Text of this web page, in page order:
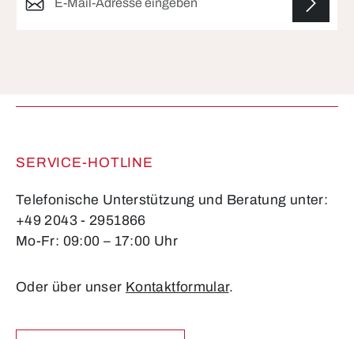
SERVICE-HOTLINE
Telefonische Unterstützung und Beratung unter:
+49 2043 - 2951866
Mo-Fr: 09:00 – 17:00 Uhr
Oder über unser Kontaktformular.